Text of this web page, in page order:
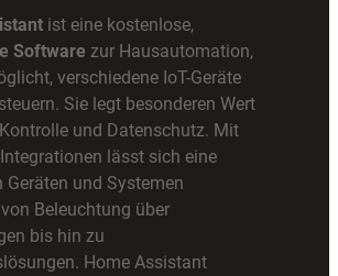
ist eine kostenlose,
Software zur Hausautomation,
verschiedene IoT-Geräte
Sie legt besonderen Wert
und Datenschutz. Mit
lässt sich eine
Geräten und Systemen
Beleuchtung über
bis hin zu
Home Assistant